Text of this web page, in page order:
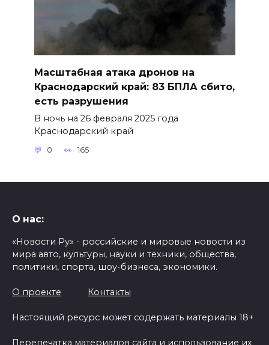
Масштабная атака дронов на
Краснодарский край: 83 БПЛА сбито,
есть разрушения
В ночь на 26 февраля 2025 года
Краснодарский край
0 165
О нас:
«Новости Ру» - российские и мировые новости из
мира авто, культуры, науки и техники, общества,
политики, спорта, шоу-бизнеса, экономики.
О проекте Контакты
Настоящий ресурс может содержать материалы 18+
Перепечатка материалов сайта и использование их